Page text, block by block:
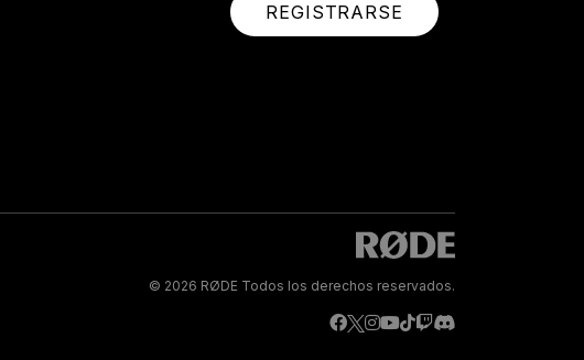
REGISTRARSE
© 2026 RØDE Todos los derechos reservados.